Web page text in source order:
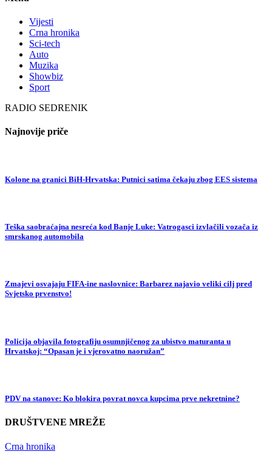
Vijesti
Crna hronika
Sci-tech
Auto
Muzika
Showbiz
Sport
RADIO SEDRENIK
Najnovije priče
Kolone na granici BiH-Hrvatska: Putnici satima čekaju zbog EES sistema
Teška saobraćajna nesreća kod Banje Luke: Vatrogasci izvlačili vozača iz
smrskanog automobila
Zmajevi osvajaju FIFA-ine naslovnice: Barbarez najavio veliki cilj pred
Svjetsko prvenstvo!
Policija objavila fotografiju osumnjičenog za ubistvo maturanta u
Hrvatskoj: “Opasan je i vjerovatno naoružan”
PDV na stanove: Ko blokira povrat novca kupcima prve nekretnine?
DRUŠTVENE MREŽE
Crna hronika